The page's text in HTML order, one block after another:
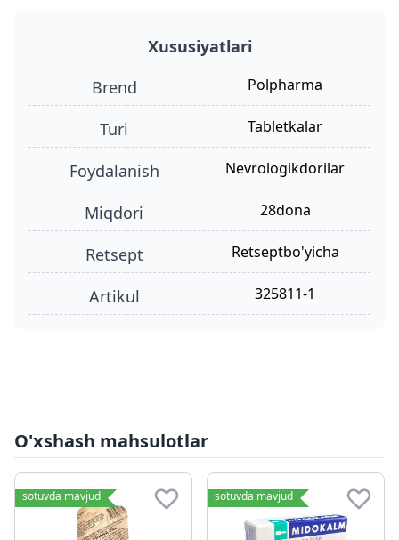
Xususiyatlari
Brend
Polpharma
turi tabletkalar
foydalanish Nevrologikdorilar
miqdori 28dona
retsept retseptbo'yicha
Artikul 325811-1
O'xshash mahsulotlar
sotuvda mavjud sotuvda mavjud